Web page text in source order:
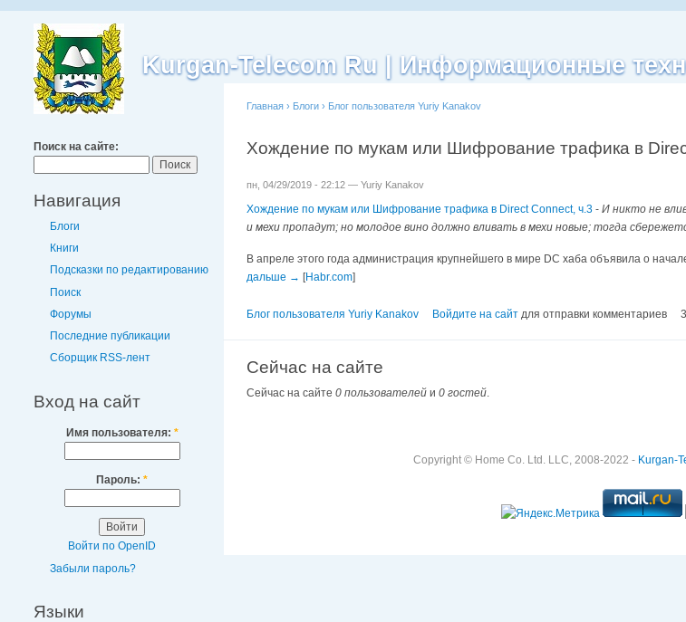
Kurgan-Telecom Ru | Информационные
Поиск на сайте:
Навигация
Блоги
Книги
Подсказки по редактированию
Поиск
Форумы
Последние публикации
Сборщик RSS-лент
Вход на сайт
Имя пользователя: *
Пароль: *
Войти по OpenID
Забыли пароль?
Языки
Главная › Блоги › Блог пользователя Yuriy Kanakov
Хождение по мукам или Шифрование трафика в
пн, 04/29/2019 - 22:12 — Yuriy Kanakov
Хождение по мукам или Шифрование трафика в Direct Connect, ч.3 - И никто не
и мехи пропадут; но молодое вино должно вливать в мехи новые; тогда
В апреле этого года администрация крупнейшего в мире DC хаба объявила о
дальше → [Habr.com]
Блог пользователя Yuriy Kanakov Войдите на сайт для отправки комментариев
Сейчас на сайте
Сейчас на сайте 0 пользователей и 0 гостей.
Copyright © Home Co. Ltd. LLC, 2008-2022 - Kurgan-